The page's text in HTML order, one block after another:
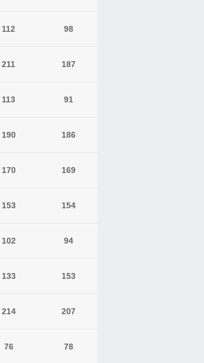
112 98
211 187
113 91
190 186
170 169
153 154
102 94
133 153
214 207
76 78